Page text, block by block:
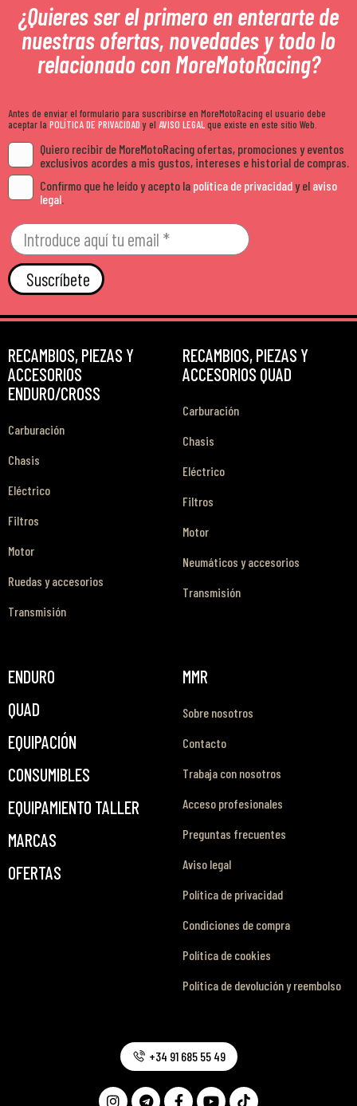
¿Quieres ser el primero en enterarte de
nuestras ofertas, novedades y todo lo
relacionado con MoreMotoRacing?
Antes de enviar el formulario para suscribirse en MoreMotoRacing el usuario debe
aceptar la POLÍTICA DE PRIVACIDADy el AVISO LEGALque existe en este sitio Web.
Quiero recibir de MoreMotoRacing ofertas, promociones y eventos
exclusivos acordes a mis gustos, intereses e historial de compras.
Confirmo que he leído y acepto la política de privacidady el aviso
legal
Suscríbete
RECAMBIOS, PIEZAS Y
ACCESORIOS
ENDURO/CROSS
Carburación
Chasis
Eléctrico
Filtros
Motor
Ruedas y accesorios
Transmisión
RECAMBIOS, PIEZAS Y
ACCESORIOS QUAD
Carburación
Chasis
Eléctrico
Filtros
Motor
Neumáticos y accesorios
Transmisión
ENDURO
QUAD
EQUIPACIÓN
CONSUMIBLES
EQUIPAMIENTO TALLER
MARCAS
OFERTAS
MMR
Sobre nosotros
Contacto
Trabaja con nosotros
Acceso profesionales
Preguntas frecuentes
Aviso legal
Política de privacidad
Condiciones de compra
Política de cookies
Política de devolución y reembolso
+34 91 685 55 49